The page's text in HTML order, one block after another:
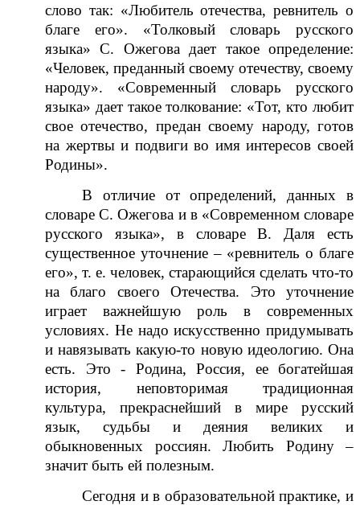
слово так: «Любитель отечества, ревнитель о
благе его». «Толковый словарь русского
языка» С. Ожегова дает такое определение:
«Человек, преданный своему отечеству, своему
народу». «Современный словарь русского
языка» дает такое толкование: «Тот, кто любит
свое отечество, предан своему народу, готов
на жертвы и подвиги во имя интересов своей
Родины».
В отличие от определений, данных в
словаре С. Ожегова и в «Современном словаре
русского языка», в словаре В. Даля есть
существенное уточнение – «ревнитель о благе
его», т. е. человек, старающийся сделать что-то
на благо своего Отечества. Это уточнение
играет важнейшую роль в современных
условиях. Не надо искусственно придумывать
и навязывать какую-то новую идеологию. Она
есть. Это - Родина, Россия, ее богатейшая
история, неповторимая традиционная
культура, прекраснейший в мире русский
язык, судьбы и деяния великих и
обыкновенных россиян. Любить Родину –
значит быть ей полезным.
Сегодня и в образовательной практике, и